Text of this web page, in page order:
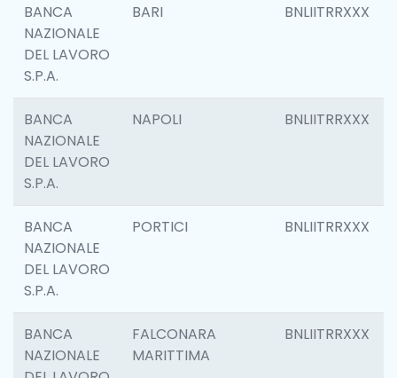
BANCA
NAZIONALE
DEL LAVORO
S.P.A.
BARI BNLIITRRXXX
BANCA
NAZIONALE
DEL LAVORO
S.P.A.
NAPOLI BNLIITRRXXX
BANCA
NAZIONALE
DEL LAVORO
S.P.A.
PORTICI BNLIITRRXXX
BANCA
NAZIONALE
FALCONARA
MARITTIMA
BNLIITRRXXX